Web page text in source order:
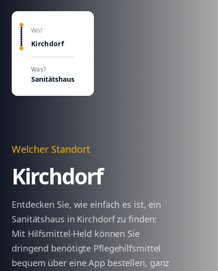
Wo?
Kirchdorf
Was?
Sanitätshaus
Welcher Standort
Kirchdorf
Entdecken Sie, wie einfach es ist, ein
Sanitätshaus in Kirchdorf zu finden:
Mit Hilfsmittel-Held können Sie
dringend benötigte Pflegehilfsmittel
bequem über eine App bestellen, ganz